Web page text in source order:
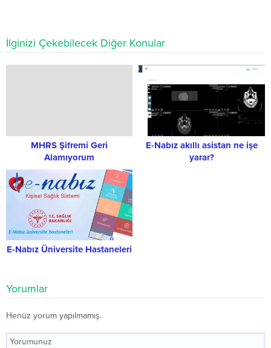
İlginizi Çekebilecek Diğer Konular
MHRS Şifremi Geri
Alamıyorum
E-Nabız akıllı asistan ne işe
yarar?
E-Nabız Üniversite Hastaneleri
Yorumlar
Henüz yorum yapılmamış.